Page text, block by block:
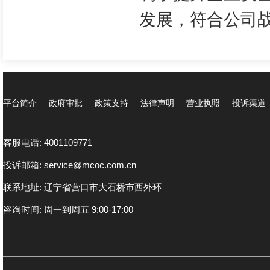
发展，符合公司
平台简介 政府审批 政策支持 法律声明 营业执照 投诉渠道
客服电话: 4001109771
投诉邮箱: service@mcoc.com.cn
联系地址: 辽宁省营口市大石桥市西外环
咨询时间: 周一到周五 9:00-17:00